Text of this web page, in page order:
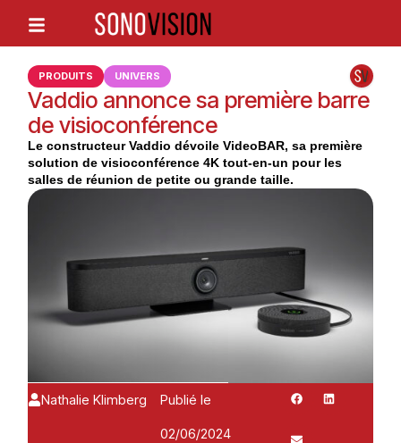
PRODUITS UNIVERS
Vaddio annonce sa première barre
de visioconférence
Le constructeur Vaddio dévoile VideoBAR, sa première
solution de visioconférence 4K tout-en-un pour les
salles de réunion de petite ou grande taille.
Nathalie Klimberg
Publié le
02/06/2024